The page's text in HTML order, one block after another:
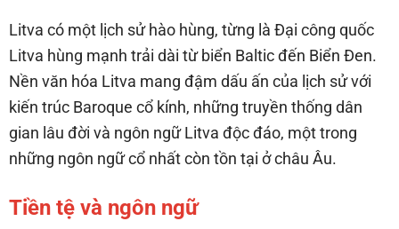
Litva có một lịch sử hào hùng, từng là Đại công quốc
Litva hùng mạnh trải dài từ biển Baltic đến Biển Đen.
Nền văn hóa Litva mang đậm dấu ấn của lịch sử với
kiến trúc Baroque cổ kính, những truyền thống dân
gian lâu đời và ngôn ngữ Litva độc đáo, một trong
những ngôn ngữ cổ nhất còn tồn tại ở châu Âu.
Tiền tệ và ngôn ngữ